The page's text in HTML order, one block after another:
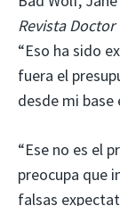
Revista Doctor
“Eso ha sido
fuera el
desde mi base
“Ese no es el
preocupa que
falsas